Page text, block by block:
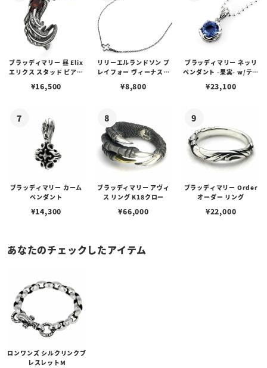
ブラッディマリー 昼 Elix
エリクス スタッド ピアス
¥16,500
リリーエルランドソン プ
レイフォー ヴィーナスチ
¥8,800
ブラッディマリー ネッリ
ペンダント -果実- w/ティ
¥23,100
ブラッディマリー カーム
ペンダント
¥14,300
ブラッディマリー アヴィ
ス リング K18クロー
¥66,000
ブラッディマリー Order
オーダー リング
¥22,000
あなたのチェックしたアイテム
ロンワンズ シルクリンクブ
レスレットM